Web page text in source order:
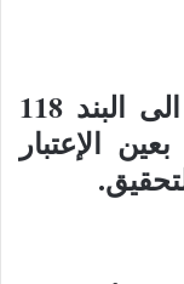
يفصل مانديلا من البند 113 الى البند 118
الإعتبار